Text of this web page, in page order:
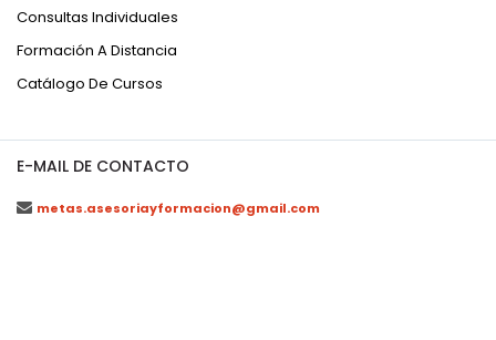
Consultas Individuales
Formación A Distancia
Catálogo De Cursos
E-MAIL DE CONTACTO
metas.asesoriayformacion@gmail.com